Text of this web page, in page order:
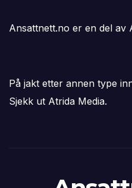
Ansattnett.no er en del av
På jakt etter annen type
Sjekk ut Atrida Media.